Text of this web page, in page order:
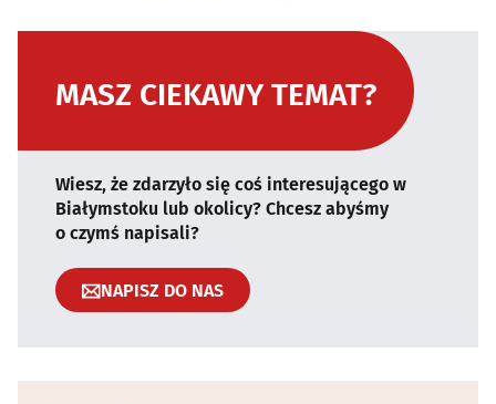
MASZ CIEKAWY TEMAT?
Wiesz, że zdarzyło się coś interesującego w
Białymstoku lub okolicy? Chcesz abyśmy
o czymś napisali?
NAPISZ DO NAS